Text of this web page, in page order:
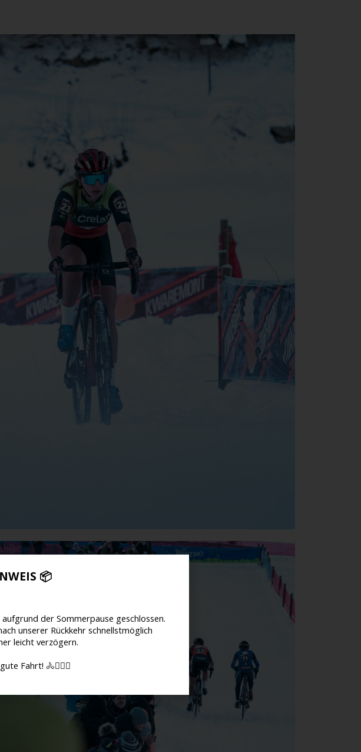
📦
aufgrund der Sommerpause geschlossen.
unserer Rückkehr schnellstmöglich
leicht verzögern.
Fahrt! 🚴🚴🏻‍♀️